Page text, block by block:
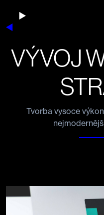
VÝVOJ
Tvorba vysoce